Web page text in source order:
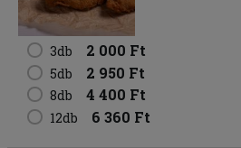
3db 2 000 Ft
5db 2 950 Ft
8db 4 400 Ft
12db 6 360 Ft